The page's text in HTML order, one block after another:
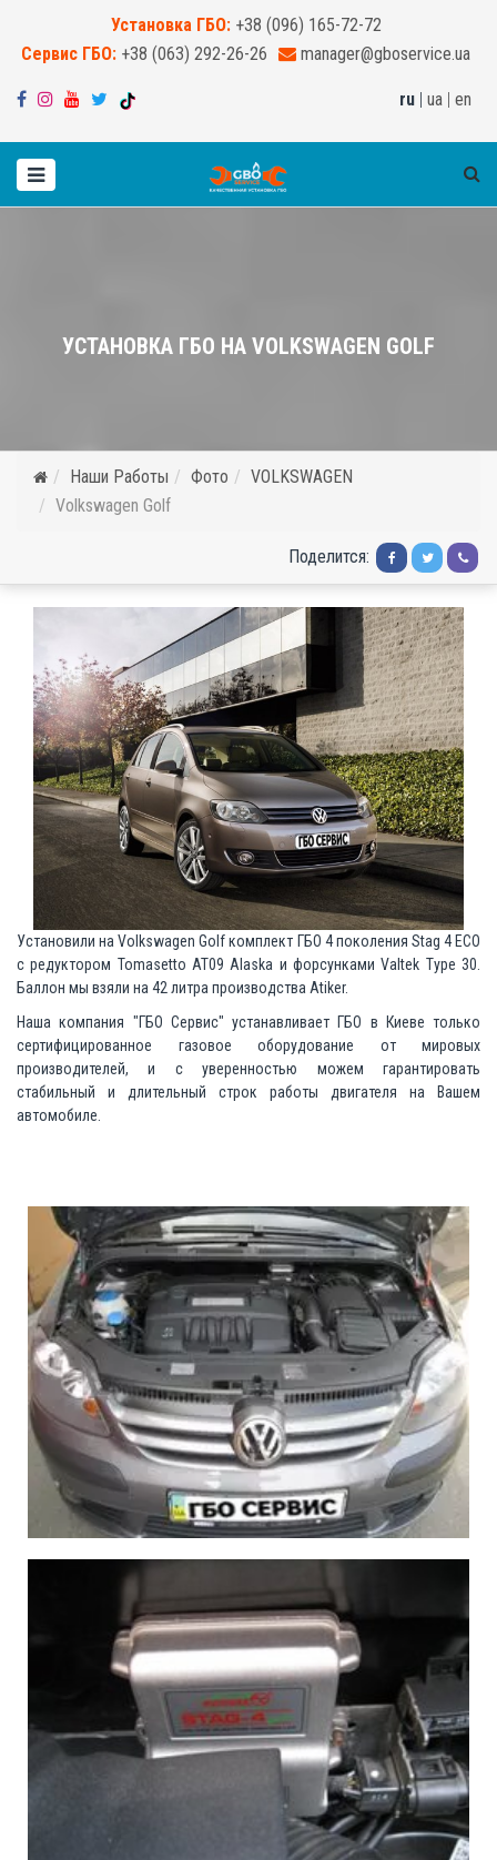
Установка ГБО: +38 (096) 165-72-72
Сервис ГБО: +38 (063) 292-26-26 manager@gboservice.ua
ru | ua | en
УСТАНОВКА ГБО НА VOLKSWAGEN GOLF
Наши Работы Фото
VOLKSWAGEN
Volkswagen Golf
Поделится:
Установили на Volkswagen Golf комплект ГБО 4 поколения Stag 4 ECO
c редуктором Tomasetto AT09 Alaska и форсунками Valtek Type 30.
Баллон мы взяли на 42 литра производства Atiker.
Наша компания "ГБО Сервис" устанавливает ГБО в Киеве только
сертифицированное газовое оборудование от мировых
производителей, и с уверенностью можем гарантировать
стабильный и длительный строк работы двигателя на Вашем
автомобиле.